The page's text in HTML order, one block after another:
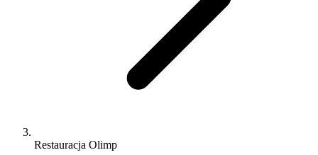
Restauracja Olimp